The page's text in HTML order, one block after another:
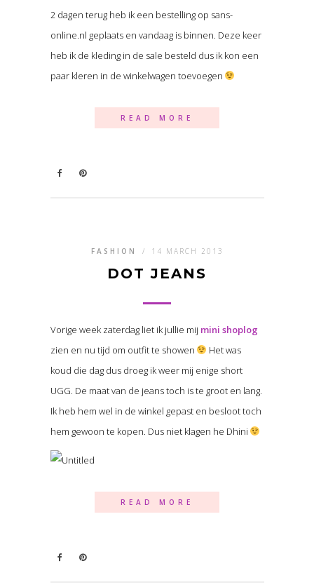
2 dagen terug heb ik een bestelling op sans-
online.nl geplaats en vandaag is binnen. Deze keer
heb ik de kleding in de sale besteld dus ik kon een
paar kleren in de winkelwagen toevoegen
READ MORE
FASHION / 14 MARCH 2013
DOT JEANS
Vorige week zaterdag liet ik jullie mij mini shoplog
zien en nu tijd om outfit te showen
Het was
koud die dag dus droeg ik weer mij enige short
UGG. De maat van de jeans toch is te groot en lang.
Ik heb hem wel in de winkel gepast en besloot toch
hem gewoon te kopen. Dus niet klagen he Dhini
READ MORE